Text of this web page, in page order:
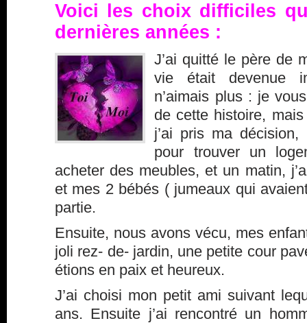
Voici les choix difficiles
dernières années :
J’ai quitté le père de
vie était devenue
n’aimais plus : je
de cette histoire,
j’ai pris ma
pour trouver un
acheter des meubles, et un matin,
et mes 2 bébés ( jumeaux qui
partie.
Ensuite, nous avons vécu, mes
joli rez- de- jardin, une petite cour
étions en paix et heureux.
J’ai choisi mon petit ami suivant
ans. Ensuite j’ai rencontré un